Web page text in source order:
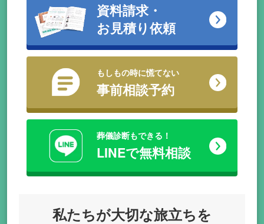
資料請求・
お見積り依頼
もしもの時に慌てない
事前相談予約
葬儀診断もできる！
LINEで無料相談
私たちが大切な旅立ちを